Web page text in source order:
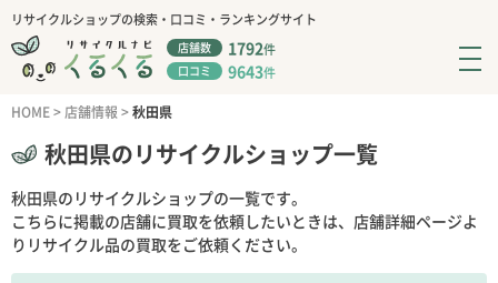
リサイクルショップの検索・口コミ・ランキングサイト
店舗数 1792件
口コミ 9643件
HOME>店舗情報 >秋田県
秋田県のリサイクルショップ一覧
秋田県のリサイクルショップの一覧です。
こちらに掲載の店舗に買取を依頼したいときは、店舗詳細ページよ
りリサイクル品の買取をご依頼ください。